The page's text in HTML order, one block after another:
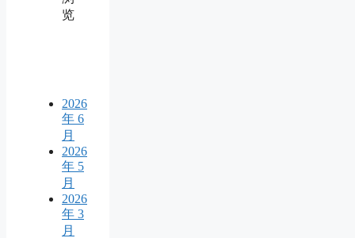
览
2026
年 6
月
2026
年 5
月
2026
年 3
月